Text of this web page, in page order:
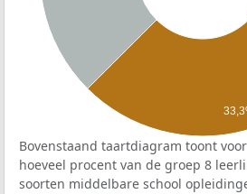
Bovenstaand taartdiagram toont
hoeveel procent van de groep 8
soorten middelbare school